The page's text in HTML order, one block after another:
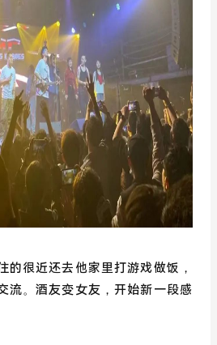
的很近还去他家里打游戏做饭，
流。酒友变女友，开始新一段感